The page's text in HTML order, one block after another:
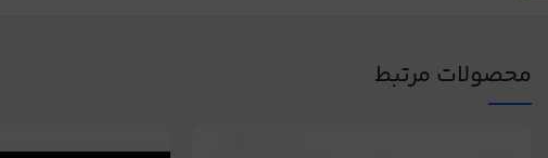
محصولات مرتبط